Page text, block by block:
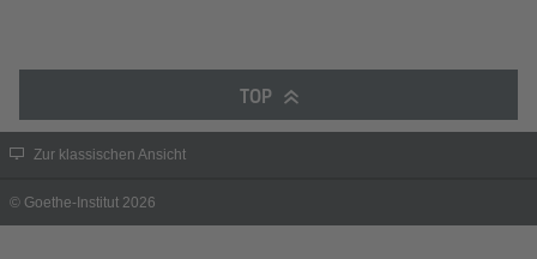
TOP
Zur klassischen Ansicht
© Goethe-Institut 2026